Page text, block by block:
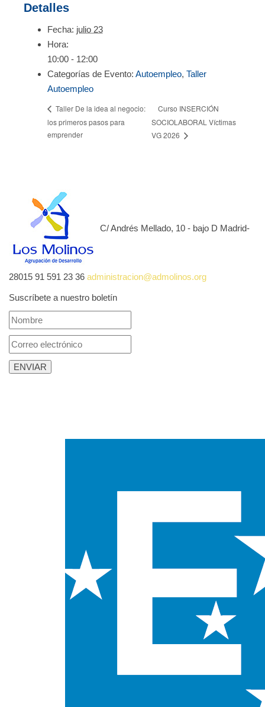
Detalles
Fecha: julio 23
Hora:
10:00 - 12:00
Categorías de Evento: Autoempleo, Taller
Autoempleo
Taller De la idea al negocio:
los primeros pasos para
emprender
Curso INSERCIÓN
SOCIOLABORAL Víctimas
VG 2026
C/ Andrés Mellado, 10 - bajo D Madrid-
28015 91 591 23 36 administracion@admolinos.org
Suscríbete a nuestro boletín